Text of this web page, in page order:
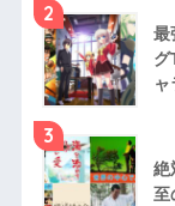
2
最
グ
3
絶
至